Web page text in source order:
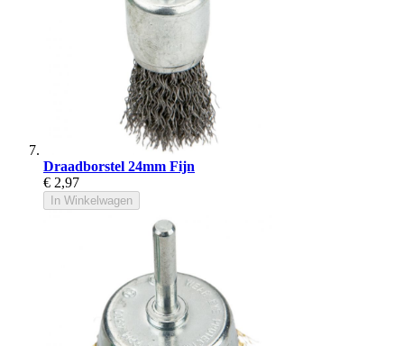
Draadborstel 24mm Fijn
€ 2,97
In Winkelwagen